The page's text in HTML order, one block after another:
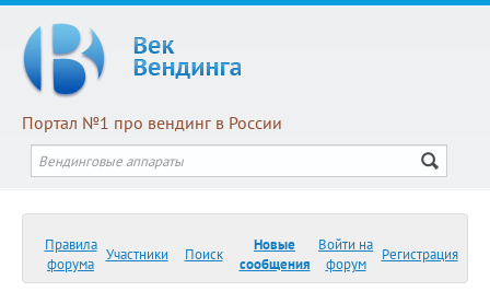
Портал №1 про вендинг в России
Правила
форума
Участники Поиск
Новые
сообщения
Войти на
форум
Регистрация